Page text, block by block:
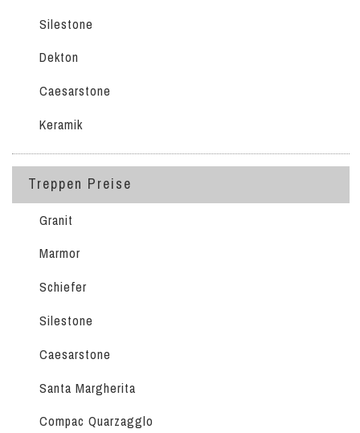
Silestone
Dekton
Caesarstone
Keramik
Treppen Preise
Granit
Marmor
Schiefer
Silestone
Caesarstone
Santa Margherita
Compac Quarzagglo